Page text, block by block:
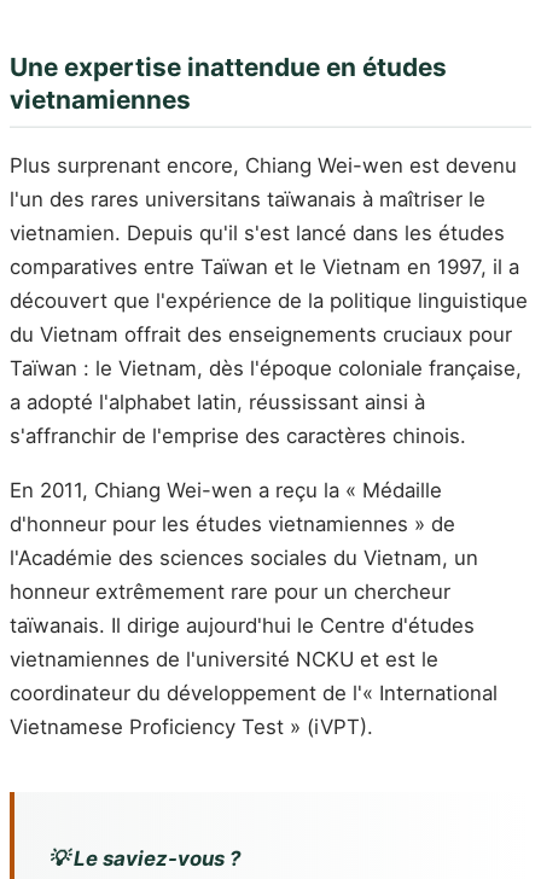
Une expertise inattendue en études
vietnamiennes
Plus surprenant encore, Chiang Wei-wen est devenu
l'un des rares universitans taïwanais à maîtriser le
vietnamien. Depuis qu'il s'est lancé dans les études
comparatives entre Taïwan et le Vietnam en 1997, il a
découvert que l'expérience de la politique linguistique
du Vietnam offrait des enseignements cruciaux pour
Taïwan : le Vietnam, dès l'époque coloniale française,
a adopté l'alphabet latin, réussissant ainsi à
s'affranchir de l'emprise des caractères chinois.
En 2011, Chiang Wei-wen a reçu la « Médaille
d'honneur pour les études vietnamiennes » de
l'Académie des sciences sociales du Vietnam, un
honneur extrêmement rare pour un chercheur
taïwanais. Il dirige aujourd'hui le Centre d'études
vietnamiennes de l'université NCKU et est le
coordinateur du développement de l'« International
Vietnamese Proficiency Test » (iVPT).
💡 Le saviez-vous ?